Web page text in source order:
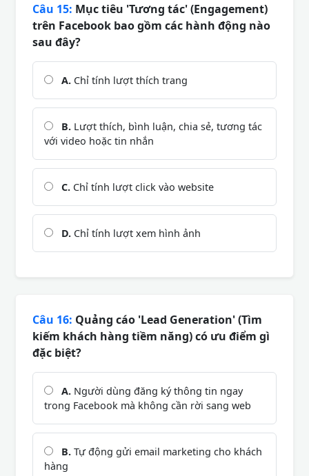
Câu 15: Mục tiêu 'Tương tác' (Engagement)
trên Facebook bao gồm các hành động nào
sau đây?
A. Chỉ tính lượt thích trang
B. Lượt thích, bình luận, chia sẻ, tương tác
với video hoặc tin nhắn
C. Chỉ tính lượt click vào website
D. Chỉ tính lượt xem hình ảnh
Câu 16: Quảng cáo 'Lead Generation' (Tìm
kiếm khách hàng tiềm năng) có ưu điểm gì
đặc biệt?
A. Người dùng đăng ký thông tin ngay
trong Facebook mà không cần rời sang web
B. Tự động gửi email marketing cho khách
hàng